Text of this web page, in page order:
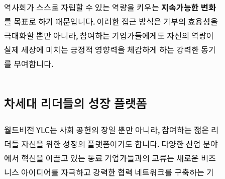
역사회가 스스로 자립할 수 있는 역량을 키우는 지속가능한 변화
를 목표로 하기 때문입니다. 이러한 접근 방식은 기부의 효용성을
극대화할 뿐만 아니라, 참여하는 기업가들에게도 자신의 역량이
실제 세상에 미치는 긍정적 영향력을 체감하게 하는 강력한 동기
를 부여합니다.
차세대 리더들의 성장 플랫폼
월드비전 YLC는 사회 공헌의 장일 뿐만 아니라, 참여하는 젊은 리
더들 자신을 위한 성장의 플랫폼이기도 합니다. 다양한 산업 분야
에서 혁신을 이끌고 있는 동료 기업가들과의 교류는 새로운 비즈
니스 아이디어를 자극하고 강력한 협력 네트워크를 구축하는 기